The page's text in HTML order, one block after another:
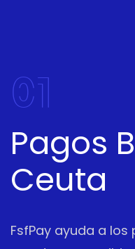
01
Pagos
Ceuta
FsfPay ayuda a